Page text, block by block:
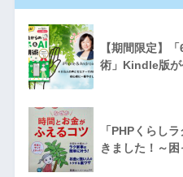
【期間限定】
術」Kindle版
「PHPくらし
きました！～